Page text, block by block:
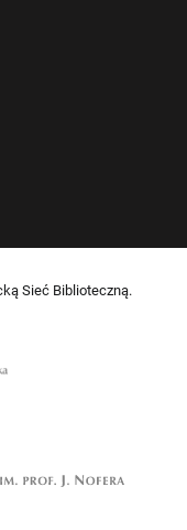
Sieć Biblioteczną.